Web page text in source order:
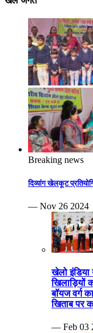
Breaking news
दिव्यांग खेलकूट
— Nov 26 2024
खेलो
खिलाड़ियों
बॉयज वर्ग
खिताब पर
— Feb 03